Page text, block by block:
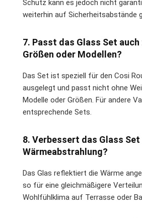
Schutz kann es jedoch nicht
weiterhin auf Sicherheitsabstände
7. Passt das Glass Set auch
Größen oder Modellen?
Das Set ist speziell für den Cosi
ausgelegt und passt nicht ohne
Modelle oder Größen. Für andere
entsprechende Sets.
8. Verbessert das Glass Set
Wärmeabstrahlung?
Das Glas reflektiert die Wärme
so für eine gleichmäßigere
Wohlfühlklima auf Terrasse oder